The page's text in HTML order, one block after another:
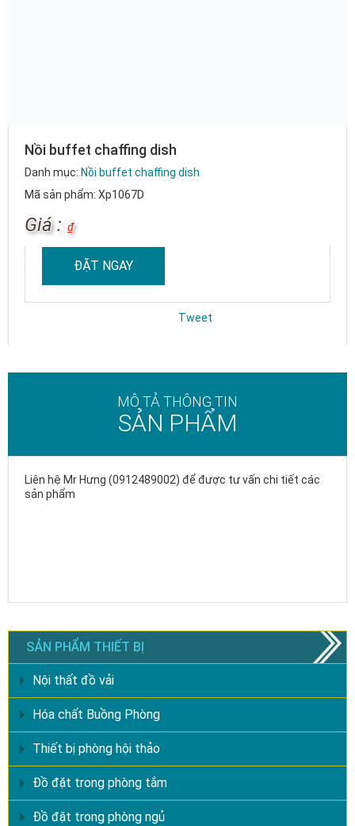
Nồi buffet chaffing dish
Danh mục: Nồi buffet chaffing dish
Mã sản phẩm: Xp1067D
Giá : ₫
ĐẶT NGAY
Tweet
MÔ TẢ THÔNG TIN
SẢN PHẨM
Liên hệ Mr Hưng (0912489002) để được tư vấn chi tiết các
sản phẩm
SẢN PHẨM THIẾT BỊ
Nội thất đồ vải
Hóa chất Buồng Phòng
Thiết bị phòng hội thảo
Đồ đặt trong phòng tắm
Đồ đặt trong phòng ngủ